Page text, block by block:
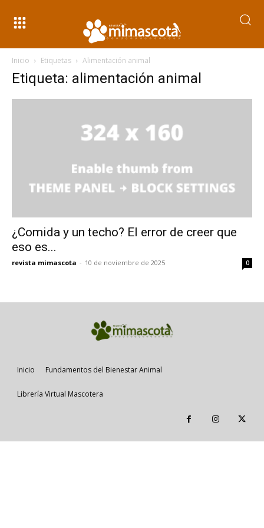
Inicio Etiquetas Alimentación animal
Etiqueta: alimentación animal
¿Comida y un techo? El error de creer que
eso es...
revista mimascota - 10 de noviembre de 2025 0
Inicio Fundamentos del Bienestar Animal
Librería Virtual Mascotera